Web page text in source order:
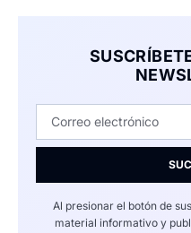
Al presionar el botón de
material informativo y